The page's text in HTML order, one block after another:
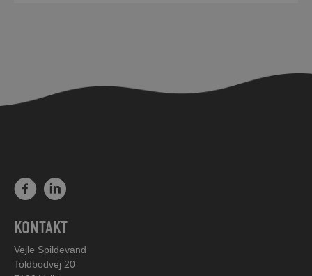
KONTAKT
Vejle Spildevand
Toldbodvej 20